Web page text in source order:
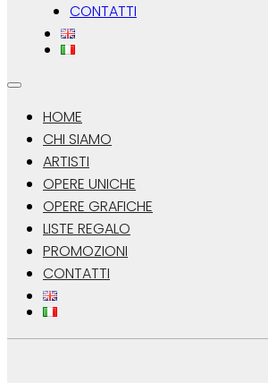
CONTATTI
HOME
CHI SIAMO
ARTISTI
OPERE UNICHE
OPERE GRAFICHE
LISTE REGALO
PROMOZIONI
CONTATTI